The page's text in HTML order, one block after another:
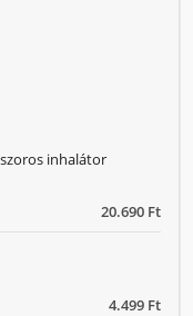
20.690 Ft
inhalátor
4.499 Ft